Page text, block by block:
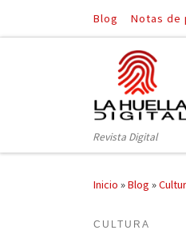
Saltar al contenido
Blog Notas de
Revista Digital
Inicio »Blog »
CULTURA